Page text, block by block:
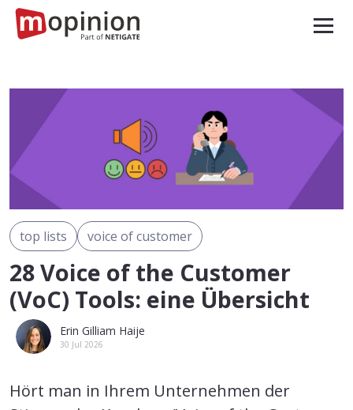
top lists voice of customer
28 Voice of the Customer
(VoC) Tools: eine Übersicht
Erin Gilliam Haije
30 Jul 2026
Hört man in Ihrem Unternehmen der